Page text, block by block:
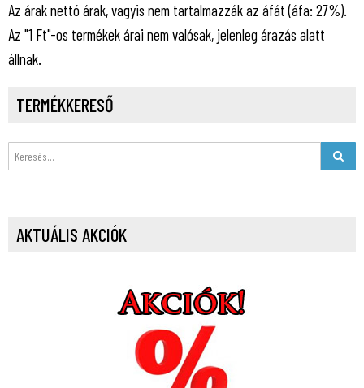
Az árak nettó árak, vagyis nem tartalmazzák az áfát (áfa: 27%).
Az "1 Ft"-os termékek árai nem valósak, jelenleg árazás alatt
állnak.
TERMÉKKERESŐ
AKTUÁLIS AKCIÓK